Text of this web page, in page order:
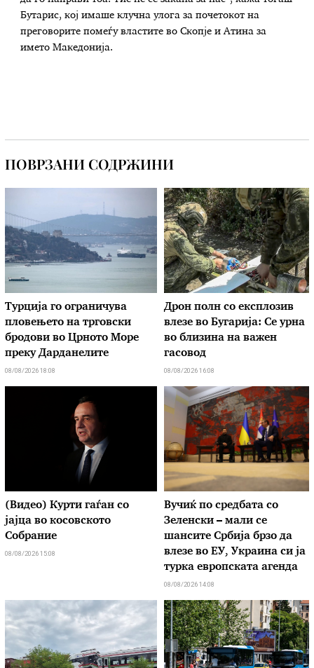
Бутарис, кој имаше клучна улога за почетокот на
преговорите помеѓу властите во Скопје и Атина за
името Македонија.
ПОВРЗАНИ СОДРЖИНИ
Турција го ограничува
пловењето на трговски
бродови во Црното Море
преку Дарданелите
08/08/2026 18:08
Дрон полн со експлозив
влезе во Бугарија: Се урна
во близина на важен
гасовод
08/08/2026 16:08
(Видео) Курти гаѓан со
јајца во косовското
Собрание
08/08/2026 15:08
Вучиќ по средбата со
Зеленски – мали се
шансите Србија брзо да
влезе во ЕУ, Украина си ја
турка европската агенда
08/08/2026 14:08